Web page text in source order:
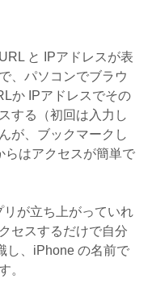
と IPアドレスが表
、パソコンでブラウ
か IPアドレスでその
する（初回は入力し
が、ブックマークし
らはアクセスが簡単で
が立ち上がっていれ
セスするだけで自分
し、iPhone の名前で
。